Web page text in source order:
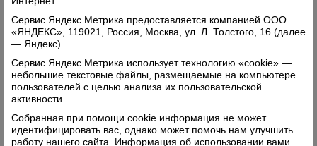
команды Верховажья.
Параллельно проходили игры девушек-
шахматисток. Их было всего две. Убедительную
победу одержала верховажанка Надежда
Зажигина. Второе место у Виктории
Воронцовой из Чушевиц.
Владимир Басов.
Сервис Яндекс Метрика предоставляется компанией ООО
«ЯНДЕКС», 119021, Россия, Москва, ул. Л. Толстого, 16 (далее
— Яндекс).
Сервис Яндекс Метрика использует технологию «cookie» —
небольшие текстовые файлы, размещаемые на компьютере
пользователей с целью анализа их пользовательской
активности.
Собранная при помощи cookie информация не может
идентифицировать вас, однако может помочь нам улучшить
работу нашего сайта. Информация об использовании вами